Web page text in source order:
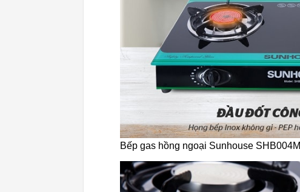
Bếp gas hồng ngoại Sunhouse SHB004M